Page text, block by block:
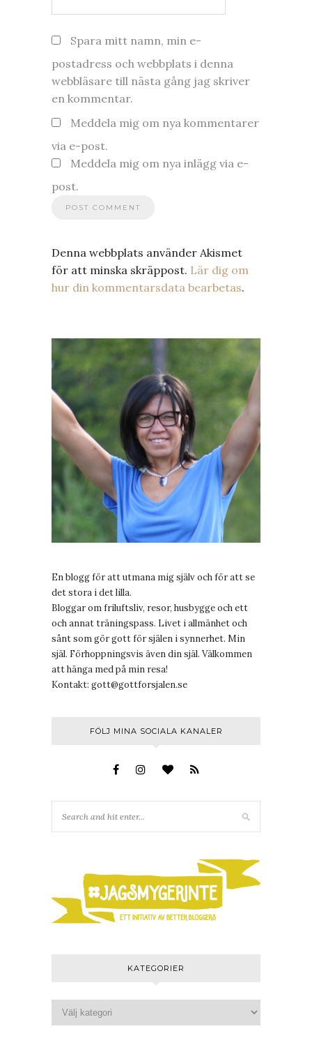
Spara mitt namn, min e-
postadress och webbplats i denna
webbläsare till nästa gång jag skriver
en kommentar.
Meddela mig om nya kommentarer
via e-post.
Meddela mig om nya inlägg via e-
post.
Denna webbplats använder Akismet
för att minska skräppost. Lär dig om
hur din kommentarsdata bearbetas.
En blogg för att utmana mig själv och för att se
det stora i det lilla.
Bloggar om friluftsliv, resor, husbygge och ett
och annat träningspass. Livet i allmänhet och
sånt som gör gott för själen i synnerhet. Min
själ. Förhoppningsvis även din själ. Välkommen
att hänga med på min resa!
Kontakt: gott@gottforsjalen.se
FÖLJ MINA SOCIALA KANALER
KATEGORIER